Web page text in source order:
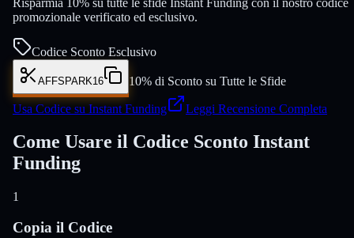
promozionale verificato ed esclusivo.
Codice Sconto Esclusivo
AFFSPARK16 10% di Sconto su Tutte le Sfide
Usa Codice su Instant Funding Leggi Recensione Completa
Come Usare il Codice Sconto Instant
Funding
1
Copia il Codice